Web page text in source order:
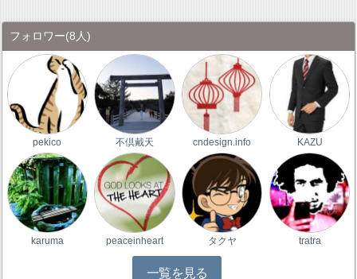
フォロワー(8人)
pekico 不倶戴天 cndesign.info KAZU
karuma peaceinheart タクヤ tratra
一覧を見る